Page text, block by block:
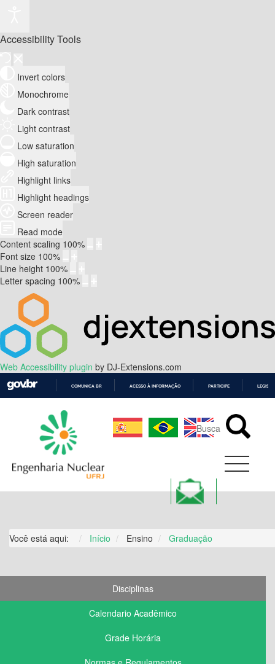
Accessibility Tools
Invert colors
Monochrome
Dark contrast
Light contrast
Low saturation
High saturation
Highlight links
Highlight headings
Screen reader
Read mode
Content scaling 100%
Font size 100%
Line height 100%
Letter spacing 100%
Web Accessibility plugin by DJ-Extensions.com
CONTEÚDO
COMUNICA BR ACESSO À INFORMAÇÃO PARTICIPE
Você está aqui: Início Ensino Graduação
Disciplinas
Calendario Acadêmico
Grade Horária